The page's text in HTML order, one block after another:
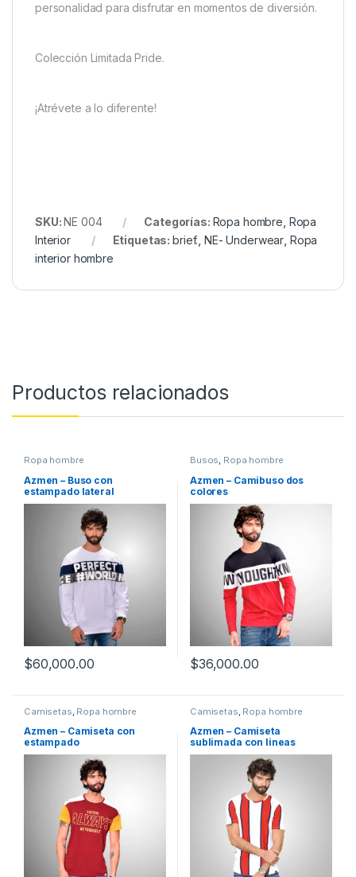
personalidad para disfrutar en momentos de diversión.
Colección Limitada Pride.
¡Atrévete a lo diferente!
SKU:NE 004 Categorías: Ropa hombre, Ropa
Interior
Etiquetas:brief., NE- Underwear, Ropa
interior hombre
Productos relacionados
Ropa hombre
Azmen – Buso con
estampado lateral
$60,000.00
Busos, Ropa hombre
Azmen – Camibuso dos
colores
$36,000.00
Camisetas, Ropa hombre
Azmen – Camiseta con
estampado
Camisetas, Ropa hombre
Azmen – Camiseta
sublimada con lineas